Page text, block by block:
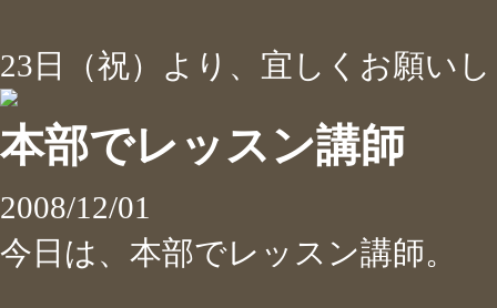
23日（祝）より、宜しくお願い
本部でレッスン講師
2008/12/01
今日は、本部でレッスン講師